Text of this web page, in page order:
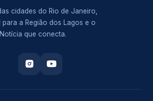
cidades do Rio de Janeiro,
a Região dos Lagos e o
que conecta.